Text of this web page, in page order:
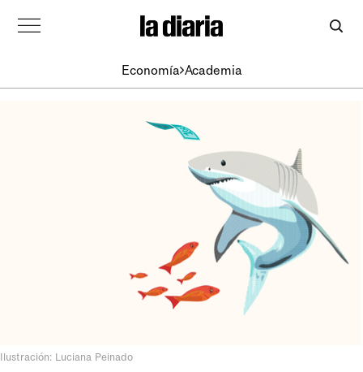
Economía Academia
Ilustración: Luciana Peinado